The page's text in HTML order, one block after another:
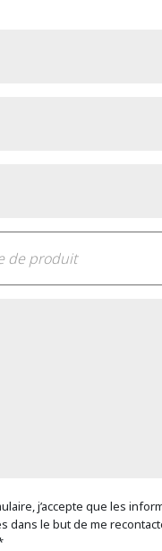
j’accepte que les
dans le but de me